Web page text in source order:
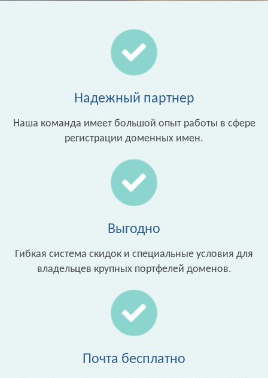
Надежный партнер
Наша команда имеет большой опыт работы в сфере
регистрации доменных имен.
Выгодно
Гибкая система скидок и специальные условия для
владельцев крупных портфелей доменов.
Почта бесплатно